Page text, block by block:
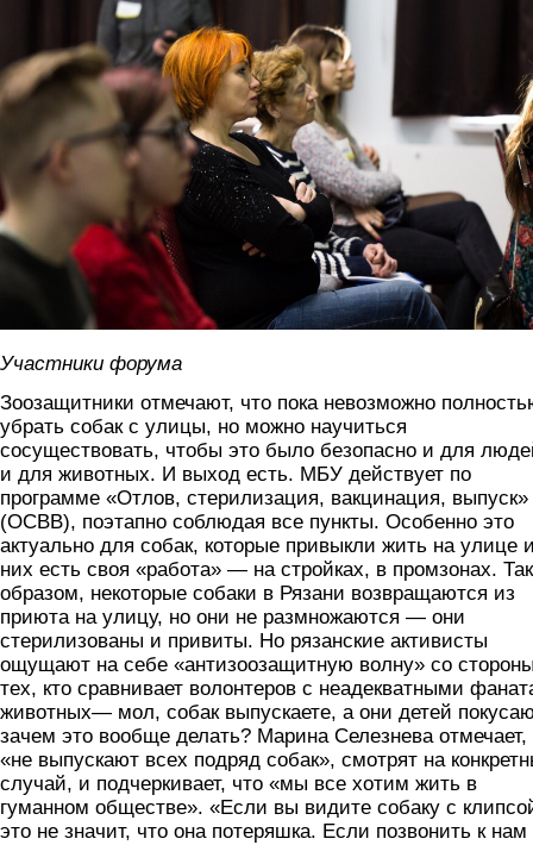
Участники форума
Зоозащитники отмечают, что пока невозможно
убрать собак с улицы, но можно научиться
сосуществовать, чтобы это было безопасно и для
и для животных. И выход есть. МБУ действует по
программе «Отлов, стерилизация, вакцинация, выпуск»
(ОСВВ), поэтапно соблюдая все пункты. Особенно это
актуально для собак, которые привыкли жить на улице
них есть своя «работа» — на стройках, в промзонах.
образом, некоторые собаки в Рязани возвращаются из
приюта на улицу, но они не размножаются — они
стерилизованы и привиты. Но рязанские активисты
ощущают на себе «антизоозащитную волну» со
тех, кто сравнивает волонтеров с неадекватными
животных— мол, собак выпускаете, а они детей
зачем это вообще делать? Марина Селезнева отмечает,
«не выпускают всех подряд собак», смотрят на
случай, и подчеркивает, что «мы все хотим жить в
гуманном обществе». «Если вы видите собаку с
это не значит, что она потеряшка. Если позвонить к нам